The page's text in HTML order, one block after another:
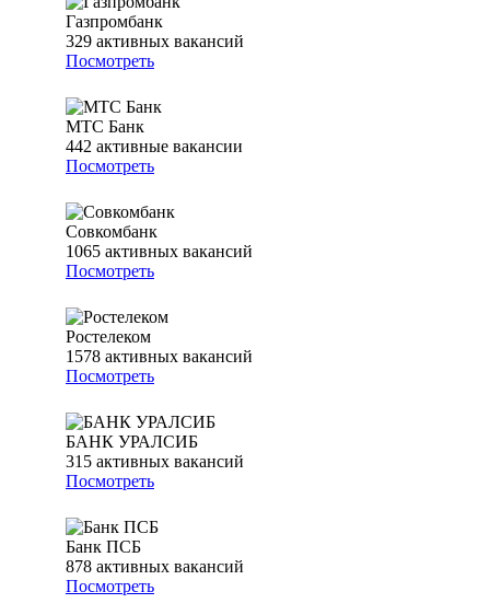
Газпромбанк
329 активных вакансий
Посмотреть
МТС Банк
442 активные вакансии
Посмотреть
Совкомбанк
1065 активных вакансий
Посмотреть
Ростелеком
1578 активных вакансий
Посмотреть
БАНК УРАЛСИБ
315 активных вакансий
Посмотреть
Банк ПСБ
878 активных вакансий
Посмотреть